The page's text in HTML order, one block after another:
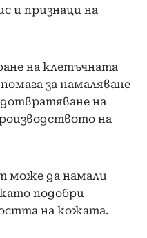
и признаци на
на клетъчната
за намаляване
на
на
може да намали
подобри
на кожата.